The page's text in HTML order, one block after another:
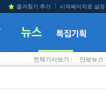
즐겨찾기 추가 시작페이지로 설정
전체기사보기 안보뉴스